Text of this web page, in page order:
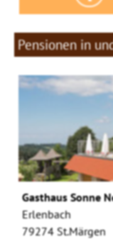
Pensionen in
Gasthaus Sonne
Erlenbach
79274 St.Märgen